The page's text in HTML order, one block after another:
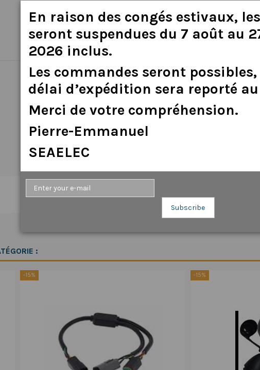
:
-15% -15%
En raison des congés estivaux, les
seront suspendues du 7 août au
2026 inclus.
Les commandes seront possibles,
délai d’expédition sera reporté au
Merci de votre compréhension.
Pierre-Emmanuel
SEAELEC
Subscribe